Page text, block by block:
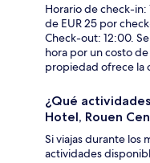
Horario de check-
de EUR 25 por
Check-out: 12:00.
hora por un costo
propiedad ofrece la
¿Qué
Hotel, Rouen
Si viajas durante los
actividades